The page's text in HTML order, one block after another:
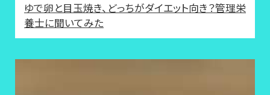
ゆで卵と目玉焼き、どっちがダイエット向き？管理栄
養士に聞いてみた